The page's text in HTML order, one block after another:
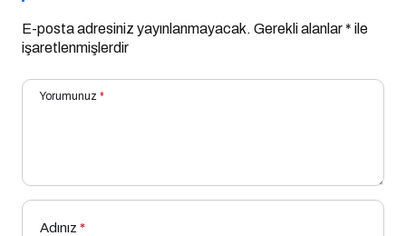
E-posta adresiniz yayınlanmayacak. Gerekli alanlar* ile
işaretlenmişlerdir
Yorumunuz *
Adınız *